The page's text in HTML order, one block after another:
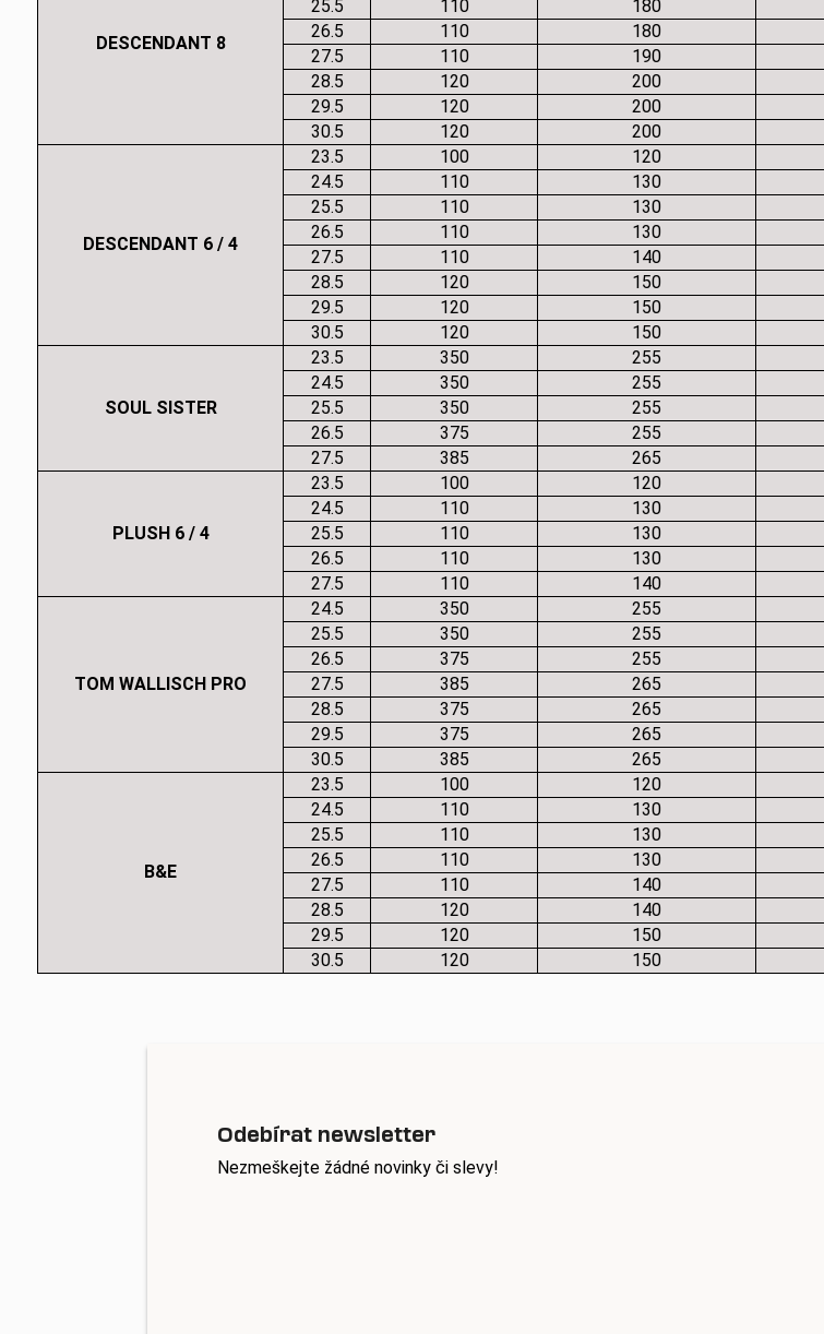
DESCENDANT 8
25.5
110 180
26.5
110 180
27.5
110 190
28.5
120 200
29.5
120 200
30.5
120 200
DESCENDANT 6 / 4
23.5 100 120
24.5
110 130
25.5
110 130
26.5
110 130
27.5
110 140
28.5
120 150
29.5
120 150
30.5
120 150
SOUL SISTER
23.5 350 255
24.5
350 255
25.5
350 255
26.5
375 255
27.5
385 265
PLUSH 6 / 4
23.5 100 120
24.5
110 130
25.5
110 130
26.5
110 130
27.5
110 140
TOM WALLISCH PRO
24.5 350 255
25.5
350 255
26.5
375 255
27.5
385 265
28.5
375 265
29.5
375 265
30.5
385 265
B&E
23.5 100 120
24.5
110 130
25.5
110 130
26.5
110 130
27.5
110 140
28.5
120 140
29.5
120 150
30.5
120 150
Odebírat newsletter
Nezmeškejte žádné novinky či slevy!